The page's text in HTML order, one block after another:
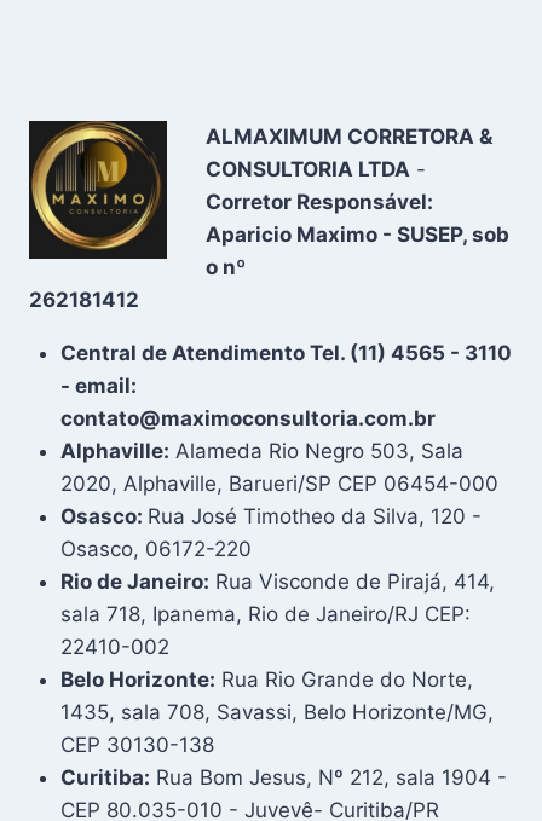
ALMAXIMUM CORRETORA &
CONSULTORIA LTDA -
Corretor Responsável:
Aparicio Maximo - SUSEP, sob
o nº
262181412
Central de Atendimento Tel. (11) 4565 - 3110
- email:
contato@maximoconsultoria.com.br
Alphaville: Alameda Rio Negro 503, Sala
2020, Alphaville, Barueri/SP CEP 06454-000
Osasco: Rua José Timotheo da Silva, 120 -
Osasco, 06172-220
Rio de Janeiro: Rua Visconde de Pirajá, 414,
sala 718, Ipanema, Rio de Janeiro/RJ CEP:
22410-002
Belo Horizonte: Rua Rio Grande do Norte,
1435, sala 708, Savassi, Belo Horizonte/MG,
CEP 30130-138
Curitiba: Rua Bom Jesus, Nº 212, sala 1904 -
CEP 80.035-010 - Juvevê- Curitiba/PR